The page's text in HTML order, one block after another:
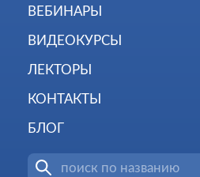
ВЕБИНАРЫ
ВИДЕОКУРСЫ
ЛЕКТОРЫ
КОНТАКТЫ
БЛОГ